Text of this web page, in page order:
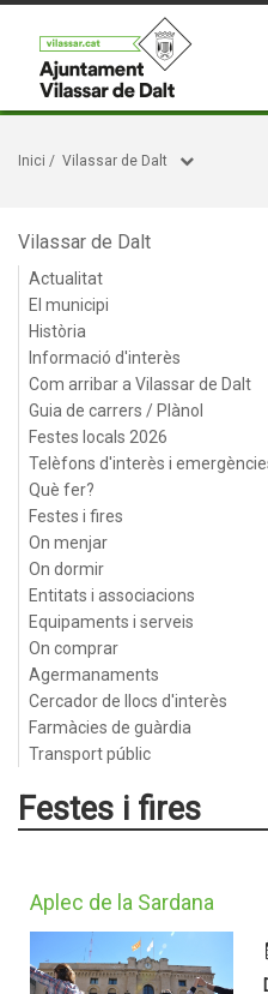
Inici / Vilassar de Dalt
Vilassar de Dalt
Actualitat
El municipi
Història
Informació d'interès
Com arribar a Vilassar de Dalt
Guia de carrers / Plànol
Festes locals 2026
Telèfons d'interès i
Què fer?
Festes i fires
On menjar
On dormir
Entitats i associacions
Equipaments i serveis
On comprar
Agermanaments
Cercador de llocs d'interès
Farmàcies de guàrdia
Transport públic
Festes i fires
Aplec de la Sardana